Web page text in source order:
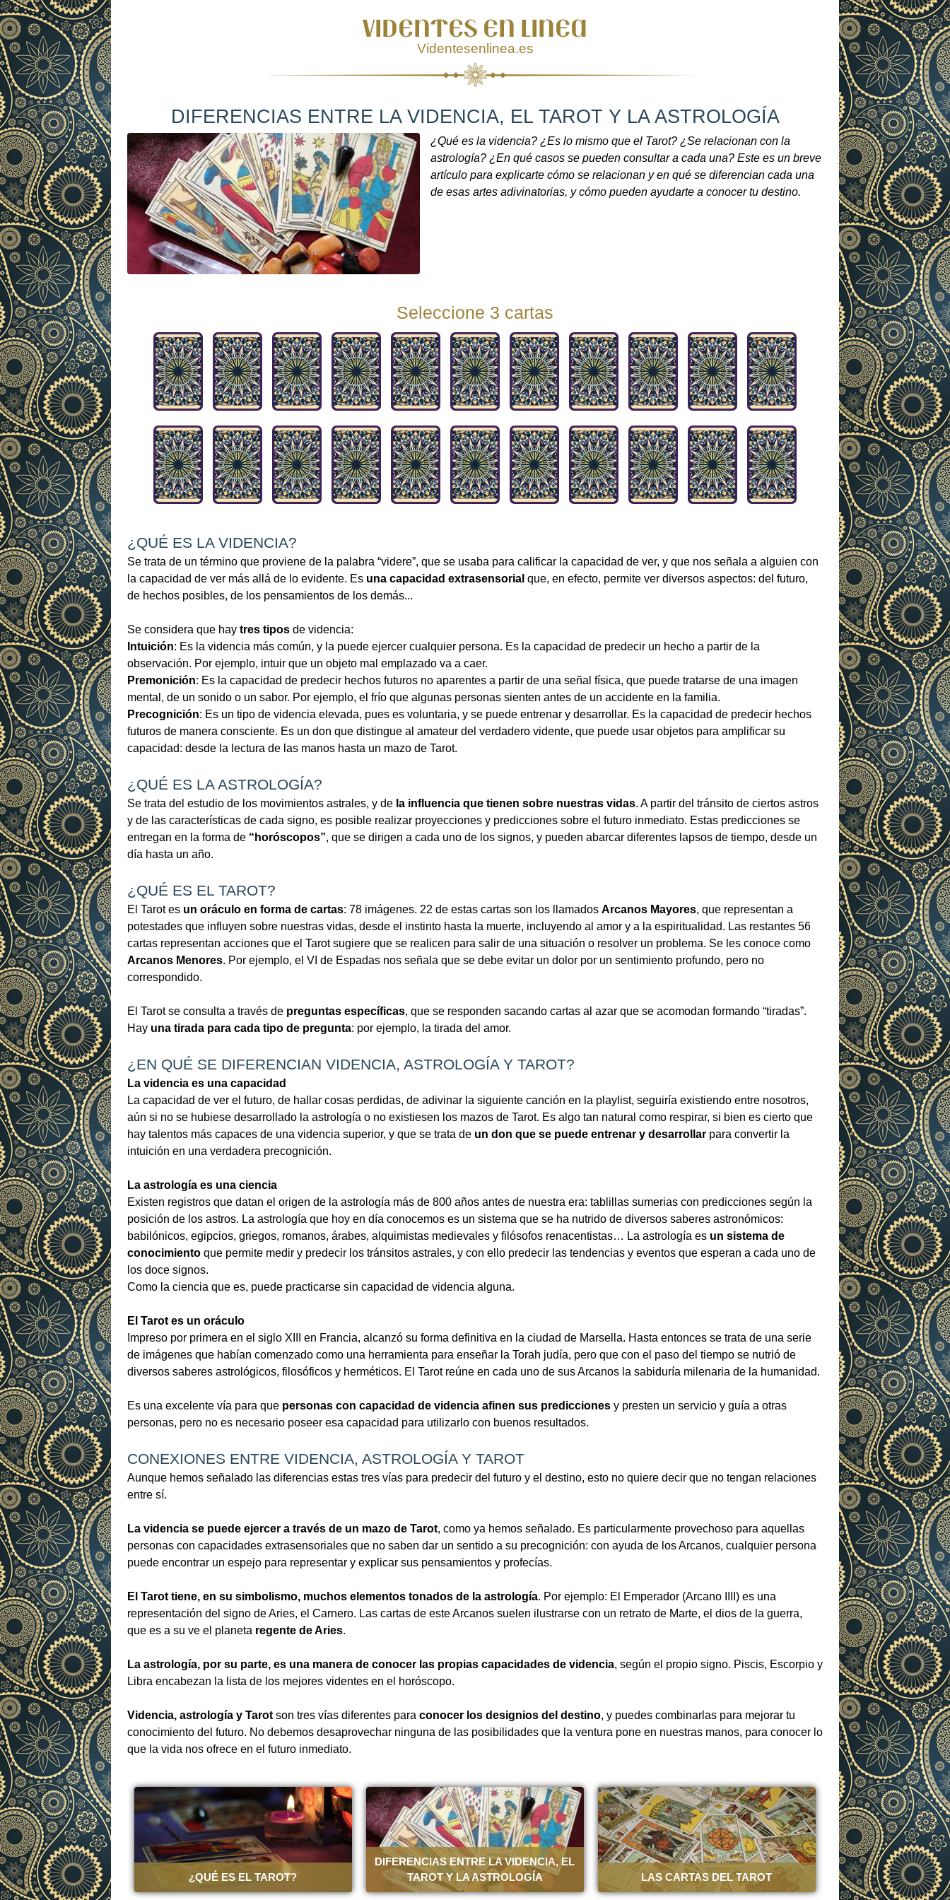
VIDENTES EN LINEA
Videntesenlinea.es
DIFERENCIAS ENTRE LA VIDENCIA, EL TAROT Y LA ASTROLOGÍA
¿Qué es la videncia? ¿Es lo mismo que el Tarot? ¿Se relacionan con la
astrología? ¿En qué casos se pueden consultar a cada una? Este es un breve
artículo para explicarte cómo se relacionan y en qué se diferencian cada una
de esas artes adivinatorias, y cómo pueden ayudarte a conocer tu destino.
Seleccione 3 cartas
¿QUÉ ES LA VIDENCIA?
Se trata de un término que proviene de la palabra “videre”, que se usaba para calificar la capacidad de ver, y que nos señala a alguien con
la capacidad de ver más allá de lo evidente. Es una capacidad extrasensorial que, en efecto, permite ver diversos aspectos: del futuro,
de hechos posibles, de los pensamientos de los demás...
Se considera que hay tres tipos de videncia:
Intuición: Es la videncia más común, y la puede ejercer cualquier persona. Es la capacidad de predecir un hecho a partir de la
observación. Por ejemplo, intuir que un objeto mal emplazado va a caer.
Premonición: Es la capacidad de predecir hechos futuros no aparentes a partir de una señal física, que puede tratarse de una imagen
mental, de un sonido o un sabor. Por ejemplo, el frío que algunas personas sienten antes de un accidente en la familia.
Precognición: Es un tipo de videncia elevada, pues es voluntaria, y se puede entrenar y desarrollar. Es la capacidad de predecir hechos
futuros de manera consciente. Es un don que distingue al amateur del verdadero vidente, que puede usar objetos para amplificar su
capacidad: desde la lectura de las manos hasta un mazo de Tarot.
¿QUÉ ES LA ASTROLOGÍA?
Se trata del estudio de los movimientos astrales, y de la influencia que tienen sobre nuestras vidas. A partir del tránsito de ciertos astros
y de las características de cada signo, es posible realizar proyecciones y predicciones sobre el futuro inmediato. Estas predicciones se
entregan en la forma de “horóscopos”, que se dirigen a cada uno de los signos, y pueden abarcar diferentes lapsos de tiempo, desde un
día hasta un año.
¿QUÉ ES EL TAROT?
El Tarot es un oráculo en forma de cartas: 78 imágenes. 22 de estas cartas son los llamados Arcanos Mayores, que representan a
potestades que influyen sobre nuestras vidas, desde el instinto hasta la muerte, incluyendo al amor y a la espiritualidad. Las restantes 56
cartas representan acciones que el Tarot sugiere que se realicen para salir de una situación o resolver un problema. Se les conoce como
Arcanos Menores. Por ejemplo, el VI de Espadas nos señala que se debe evitar un dolor por un sentimiento profundo, pero no
correspondido.
El Tarot se consulta a través de preguntas específicas, que se responden sacando cartas al azar que se acomodan formando “tiradas”.
Hay una tirada para cada tipo de pregunta: por ejemplo, la tirada del amor.
¿EN QUÉ SE DIFERENCIAN VIDENCIA, ASTROLOGÍA Y TAROT?
La videncia es una capacidad
La capacidad de ver el futuro, de hallar cosas perdidas, de adivinar la siguiente canción en la playlist, seguiría existiendo entre nosotros,
aún si no se hubiese desarrollado la astrología o no existiesen los mazos de Tarot. Es algo tan natural como respirar, si bien es cierto que
hay talentos más capaces de una videncia superior, y que se trata de un don que se puede entrenar y desarrollar para convertir la
intuición en una verdadera precognición.
La astrología es una ciencia
Existen registros que datan el origen de la astrología más de 800 años antes de nuestra era: tablillas sumerias con predicciones según la
posición de los astros. La astrología que hoy en día conocemos es un sistema que se ha nutrido de diversos saberes astronómicos:
babilónicos, egipcios, griegos, romanos, árabes, alquimistas medievales y filósofos renacentistas… La astrología es un sistema de
conocimiento que permite medir y predecir los tránsitos astrales, y con ello predecir las tendencias y eventos que esperan a cada uno de
los doce signos.
Como la ciencia que es, puede practicarse sin capacidad de videncia alguna.
El Tarot es un oráculo
Impreso por primera en el siglo XIII en Francia, alcanzó su forma definitiva en la ciudad de Marsella. Hasta entonces se trata de una serie
de imágenes que habían comenzado como una herramienta para enseñar la Torah judía, pero que con el paso del tiempo se nutrió de
diversos saberes astrológicos, filosóficos y herméticos. El Tarot reúne en cada uno de sus Arcanos la sabiduría milenaria de la humanidad.
Es una excelente vía para que personas con capacidad de videncia afinen sus predicciones y presten un servicio y guía a otras
personas, pero no es necesario poseer esa capacidad para utilizarlo con buenos resultados.
CONEXIONES ENTRE VIDENCIA, ASTROLOGÍA Y TAROT
Aunque hemos señalado las diferencias estas tres vías para predecir del futuro y el destino, esto no quiere decir que no tengan relaciones
entre sí.
La videncia se puede ejercer a través de un mazo de Tarot, como ya hemos señalado. Es particularmente provechoso para aquellas
personas con capacidades extrasensoriales que no saben dar un sentido a su precognición: con ayuda de los Arcanos, cualquier persona
puede encontrar un espejo para representar y explicar sus pensamientos y profecías.
El Tarot tiene, en su simbolismo, muchos elementos tonados de la astrología. Por ejemplo: El Emperador (Arcano IIII) es una
representación del signo de Aries, el Carnero. Las cartas de este Arcanos suelen ilustrarse con un retrato de Marte, el dios de la guerra,
que es a su ve el planeta regente de Aries.
La astrología, por su parte, es una manera de conocer las propias capacidades de videncia, según el propio signo. Piscis, Escorpio y
Libra encabezan la lista de los mejores videntes en el horóscopo.
Videncia, astrología y Tarot son tres vías diferentes para conocer los designios del destino, y puedes combinarlas para mejorar tu
conocimiento del futuro. No debemos desaprovechar ninguna de las posibilidades que la ventura pone en nuestras manos, para conocer lo
que la vida nos ofrece en el futuro inmediato.
¿QUÉ ES EL TAROT?
DIFERENCIAS ENTRE LA VIDENCIA, EL
TAROT Y LA ASTROLOGÍA
LAS CARTAS DEL TAROT